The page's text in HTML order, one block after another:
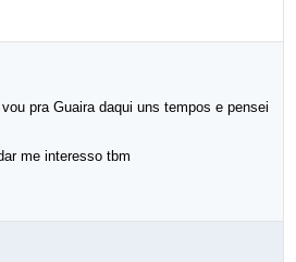
pra Guaira daqui uns tempos e pensei
me interesso tbm